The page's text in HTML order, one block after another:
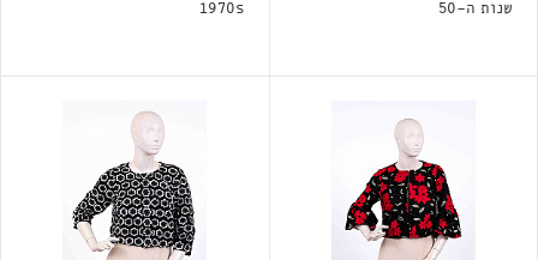
שנות ה-50
1970s